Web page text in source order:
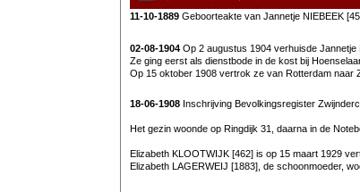
11-10-1889Geboorteakte van Jannetje NIEBEEK
02-08-1904Op 2 augustus 1904 verhuisde Jannetje
Ze ging eerst als dienstbode in de kost bij
Op 15 oktober 1908 vertrok ze van Rotterdam naar
18-06-1908 Inschrijving Bevolkingsregister
Het gezin woonde op Ringdijk 31, daarna in de
Elizabeth KLOOTWIJK [462] is op 15 maart 1929
Elizabeth LAGERWEIJ [1883], de schoonmoeder,